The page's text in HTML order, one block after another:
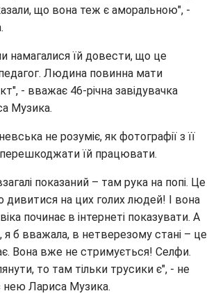
що вона теж є аморальною", -
намагалися їй довести, що це
Людина повинна мати
- вважає 46-річна завідувачка
Музика.
не розуміє, як фотографії з її
їй працювати.
показаний – там рука на попі. Це
на цих голих людей! І вона
починає в інтернеті показувати. А
я б вважала, в нетверезому стані – це
Вона вже не стримується! Селфи.
то там тільки трусики є", - не
нею Лариса Музика.